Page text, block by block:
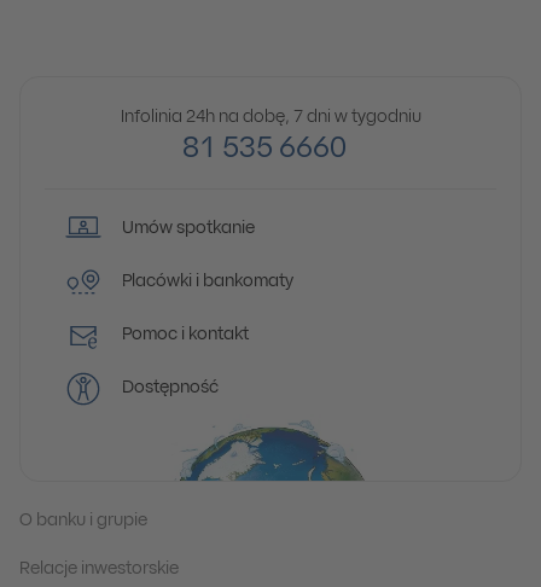
Infolinia 24h na dobę, 7 dni w tygodniu
81 535 6660
Umów spotkanie
Placówki i bankomaty
Pomoc i kontakt
Dostępność
O banku i grupie
Relacje inwestorskie